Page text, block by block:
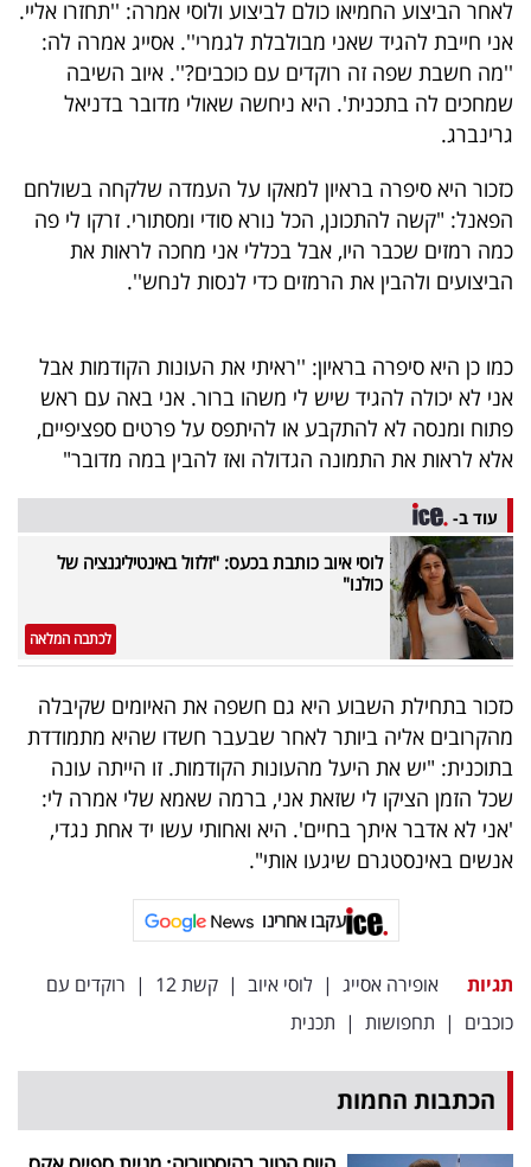
40
UNDER
40
שיתופי
פעולה
דרושים
ניוזלטרים
מייל
אדום
פרסמו
עקבו
אחרינו:
לאחר הביצוע החמיאו כולם לביצוע ולוסי אמרה: ''תחזרו אליי.
אני חייבת להגיד שאני מבולבלת לגמרי''. אסייג אמרה לה:
''מה חשבת שפה זה רוקדים עם כוכבים?''. איוב השיבה
שמחכים לה בתכנית'. היא ניחשה שאולי מדובר בדניאל
גרינברג.
כזכור היא סיפרה בראיון למאקו על העמדה שלקחה בשולחם
הפאנל: "קשה להתכונן, הכל נורא סודי ומסתורי. זרקו לי פה
כמה רמזים שכבר היו, אבל בכללי אני מחכה לראות את
הביצועים ולהבין את הרמזים כדי לנסות לנחש''.
כמו כן היא סיפרה בראיון: ''ראיתי את העונות הקודמות אבל
אני לא יכולה להגיד שיש לי משהו ברור. אני באה עם ראש
פתוח ומנסה לא להתקבע או להיתפס על פרטים ספציפיים,
אלא לראות את התמונה הגדולה ואז להבין במה מדובר"
עוד ב-
לוסי איוב כותבת בכעס: "זלזול באינטיליגנציה של
כולנו"
לכתבה המלאה
כזכור בתחילת השבוע היא גם חשפה את האיומים שקיבלה
מהקרובים אליה ביותר לאחר שבעבר חשדו שהיא מתמודדת
בתוכנית: "יש את היעל מהעונות הקודמות. זו הייתה עונה
שכל הזמן הציקו לי שזאת אני, ברמה שאמא שלי אמרה לי:
'אני לא אדבר איתך בחיים'. היא ואחותי עשו יד אחת נגדי,
אנשים באינסטגרם שיגעו אותי".
עקבו אחרינו
תגיות אופירה אסייג | לוסי איוב | קשת 12 | רוקדים עם
כוכבים | תחפושות | תכנית
הכתבות החמות